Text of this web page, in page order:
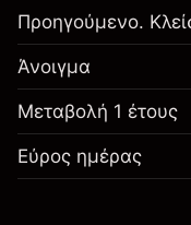
Προηγούμενο.
Άνοιγμα
Μεταβολή 1 έτους
Εύρος ημέρας